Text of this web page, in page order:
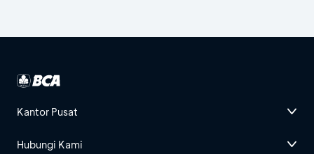
Kantor Pusat
Hubungi Kami